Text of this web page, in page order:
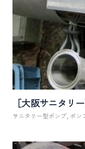
［大阪サニタリ
サニタリー型ポンプ, ポン